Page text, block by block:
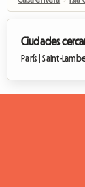
Ciudades
París |Saint-